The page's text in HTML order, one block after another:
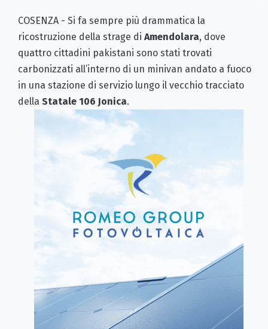
COSENZA - Si fa sempre più drammatica la
ricostruzione della strage di Amendolara, dove
quattro cittadini pakistani sono stati trovati
carbonizzati all’interno di un minivan andato a fuoco
in una stazione di servizio lungo il vecchio tracciato
della Statale 106 Jonica.